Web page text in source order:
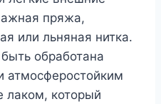
пряжа,
или льняная нитка.
обработана
атмосферостойким
лаком, который